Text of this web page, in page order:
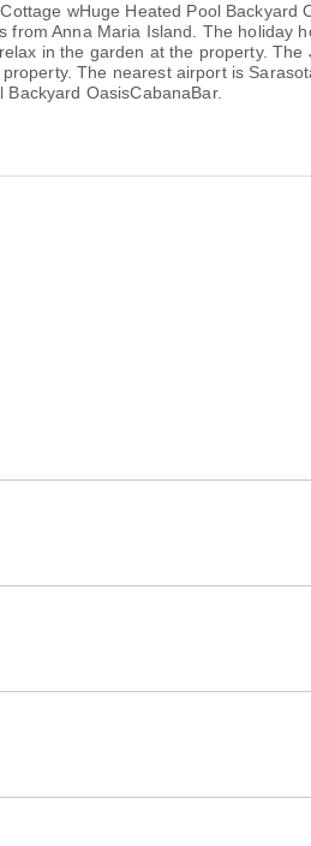
wHuge Heated Pool Backyard
Anna Maria Island. The holiday
in the garden at the property. The
The nearest airport is
OasisCabanaBar.